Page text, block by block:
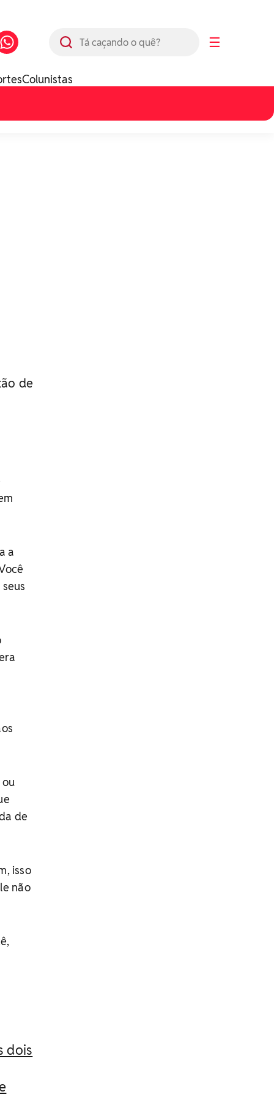
☰
Colunistas
de
a
de
isso
não
dois